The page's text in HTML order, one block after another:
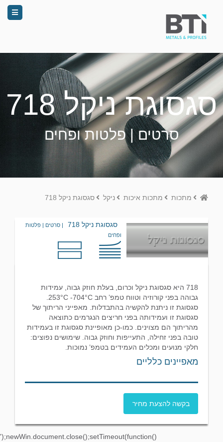
סגסוגת ניקל 718
סרטים | פלטות ופחים
Homeמתכות מתכות איכות ניקל סגסוגת ניקל 718
סגסוגת ניקל 718
| סרטים | פלטות
ופחים
718 היא סגסוגת ניקל וכרום, בעלת חוזק גבוה, עמידות
סגסוגת זו ניתנת להקשיה בהתבדלות. מאפייני הריתוך של
סגסוגת זו ועמידותה בפני חריצים הנגרמים כתוצאה
מהריתוך הם מצוינים. כמו-כן מאופיינת סגסוגת זו בעמידות
טובה בפני זחילה, התעייפות וחוזק גבוה. שימושים נפוצים:
חלקי מנועים ומכלים העמידים בטמפ’ נמוכות.
מאפיינים כלליים
בקשה להצעת מחיר
');newWin.document.close();setTimeout(function()